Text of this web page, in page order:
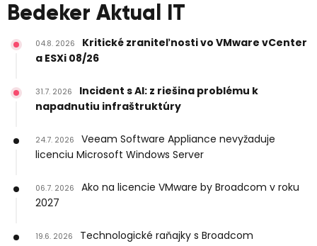
Bedeker Aktual IT
04.8. 2026
Kritické zraniteľnosti vo VMware vCenter
a ESXi 08/26
31.7. 2026
Incident s AI: z riešina problému k
napadnutiu infraštruktúry
24.7. 2026
Veeam Software Appliance nevyžaduje
licenciu Microsoft Windows Server
06.7. 2026
Ako na licencie VMware by Broadcom v roku
2027
19.6. 2026 Technologické raňajky s Broadcom